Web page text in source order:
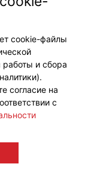
12+
cookie-файлы
работы и сбора
согласие на
с